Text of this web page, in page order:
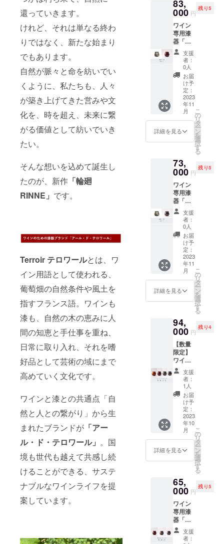
還っていきます。
けれど、それは単なる終わ
りではなく、新たな始まり
でもあります。
自然が脈々と命を紡いでい
くように、私たちも、人々
が築き上げてきた営みや文
化を、時を超え、未来に繋
がる価値として紡いでいき
たい。
そんな想いを込めて誕生し
たのが、新作 「輪廻
RINNE」 です。
Terroir テロワールとは、ワ
イン用語として使われる、
葡萄畑の自然条件や風土を
指すフランス語。ワインも
漆も、自然の木の恵みに人
間の知恵と手仕事を重ね、
日常に取り入れ、それを嗜
好品として芸術の域にまで
高めていく文化です。
ワインと漆との共通点「自
然と人との繋がり」から生
まれたブランドが 「アー
ル・ド・テロワール」 。国
境も世代も越えて共感し続
けることができる、サステ
ナブルなワインライフを提
案しています。
るアー
ル・
ド・テ
ロワー
ルの美
しい世
界観
と、口
当たり
の違い
による
変化と
いうワ
インの
新たな
方を、
トータ
くださ
い。
【価
格】 改
定前価
格
206,800
円
→ 特
別価格
186,000
円（税
込）
＆ 送
料サー
【製品
情報】
ズ＞ 口
径
63mm
x 最大
径
83mm
x 高
79mm
※手仕事
のため
個体に
より多
少の差
異があ
りま
す。 ＜
素材＞
素地：
天然木
メザク
ラ）
塗
り：漆
蒔
絵：
しい世
界観を
下さ
い。
【価
格】 改
定前価
107,800
円
→ 特
別価格
97,000
円（税
＆ 送
料サー
情報】
＜サイ
ズ＞ 口
径
63mm
x 最大
径
83mm
x 高
79mm
※手仕事
のため
個体に
より多
少の差
りま
す。 ＜
天然木
（ミズ
メザク
ラ）
塗
り：漆
蒔
絵：
『輪廻
RINNE
』銀・
黒蒔絵
『蒔
絵
E』
金・
銀・螺
鈿
』
『然
ZEN』
メタ
リック
な風合
いの新
作『輪
RINNE
』に、
漆の質
感によ
るワイ
ンの感
じ方の
違いが
『艶
TSUYA
『然
ZEN』
とを組
み合わ
せまし
た。
【価
格】 改
定前価
107,800
円
別価格
97,000
＆ 送
料サー
ビス
【製品
情報】
＜サイ
ズ＞ 口
63mm
x 最大
83mm
x 高
79mm
※手仕事
個体に
より多
りま
す。 ＜
素材＞
素地：
天然木
（ミズ
メザク
ラ）
前価格
より約
9％OFF
） ＋ 送
料サー
ビス で
のご案
内で
す。 ワ
イン専
用漆器
「テロ
ワー
ル」
『輪廻
RINNE
』
メタ
リック
な風合
いの新
作『輪
廻
RINNE
』に、
高級感
のある
オレン
ジゴー
ルドの
輝きが
美しい
『煌
KIRAM
EKI』を
した。
【価
格】 改
定前価
格
94,600
円
→ 特
別価格
86,000
円（税
込）
＆ 送
料サー
ビス
情報】
＜サイ
63mm
x 最大
径
83mm
x 高
79mm
※手仕事
のため
83,
000 円
残り5
ワイン
専用漆
器「テ
ロワー
ル」輪
廻＆艶
セット
新作
「輪廻
RINNE
」発売
を記念
して、
CAMPF
IRE特別
価格
前価格
より約
5％OFF
） ＋ 送
料サー
ビス で
のご案
内で
す。 ワ
イン専
用漆器
「テロ
ワー
ル」
『輪廻
RINNE
』
リック
な風合
いの新
作『輪
廻
RINNE
』と、
美しい
ワイン
カラー
の漆塗
りで
しっと
りとし
た質感
の『艶
TSUYA
まし
た。
格】 改
定前価
格
91,300
円
支援
者：
0人
お届
け予
定：
2023
年11
月
詳細を見る
こ
の
リ
タ
ー
ン
を
選
択
す
る
73,
000 円
残り5
ワイン
専用漆
器「テ
ロワー
ル」輪
廻 ＆ 然
セット
新作
「輪廻
RINNE
」発売
を記念
して、
CAMPF
IRE特別
価格
前価格
より約
9％OFF
） ＋ 送
料サー
ビス で
のご案
内で
す。 ワ
イン専
用漆器
「テロ
ワー
ル」
『輪廻
RINNE
』
リック
な風合
いの新
作『輪
廻
RINNE
』に、
木の感
支援
者：
0人
お届
け予
定：
2023
年11
月
詳細を見る
こ
の
リ
タ
ー
ン
を
選
択
す
る
94,
000 円
残り4
【数量
限定】
ワイン
専用漆
器「テ
ロワー
ル」
ベー
シック
セット
新作
「輪廻
RINNE
」発売
を記念
して、
IRE特別
価格
（改定
前価格
より約
5％OFF
） ＋ 送
料サー
支援
者：
1人
お届
け予
定：
2023
年10
月
詳細を見る
こ
の
リ
タ
ー
ン
を
選
択
す
る
65,
000 円
残り5
ワイン
専用漆
器「テ
ロワー
ル」飲
支援
者：